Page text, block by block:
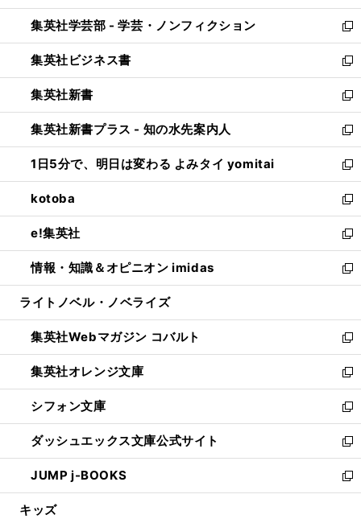
開
く
ウ
で
開
く
ン
ド
ウ
で
開
く
ウ
ィ
ン
ド
ウ
で
開
く
集英社学芸部 - 学芸・ノンフィクション
新
し
い
ウ
ィ
ン
ド
ウ
で
開
く
集英社ビジネス書
新
し
い
ウ
ィ
ン
ド
ウ
で
開
く
集英社新書
新
し
い
ウ
ィ
ン
ド
ウ
で
開
く
集英社新書プラス - 知の水先案内人
新
し
い
ウ
ィ
ン
ド
ウ
で
開
1日5分で、明日は変わる よみタイ yomitai
新
し
い
ウ
ィ
ン
ド
ウ
開
く
kotoba
新
し
い
ウ
ィ
ン
ウ
で
開
く
e!集英社
新
し
い
ウ
ン
ド
ウ
で
開
く
情報・知識＆オピニオン imidas
新
し
ウ
ィ
ン
ド
ウ
で
開
く
ライトノベル・ノベライズ
集英社Webマガジン コバルト
新
し
い
ウ
ィ
ン
ド
ウ
で
開
集英社オレンジ文庫
新
し
い
ウ
ィ
ン
ド
ウ
シフォン文庫
新
し
い
ウ
ィ
ン
ダッシュエックス文庫公式サイト
新
し
い
ウ
JUMP j-BOOKS
新
し
キッズ